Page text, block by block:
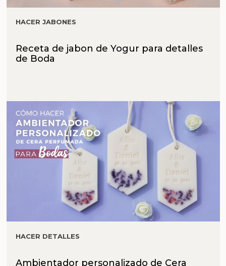
HACER JABONES
Receta de jabon de Yogur para detalles
de Boda
HACER DETALLES
Ambientador personalizado de Cera